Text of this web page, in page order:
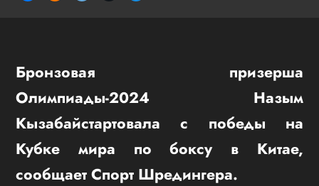
Бронзовая призерша
Олимпиады-2024 Назым
Кызабайстартовала с победы на
Кубке мира по боксу в Китае,
сообщает Спорт Шредингера.